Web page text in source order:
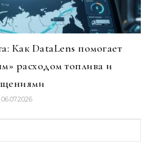
Как DataLens помогает
расходом топлива и
06.07.2026